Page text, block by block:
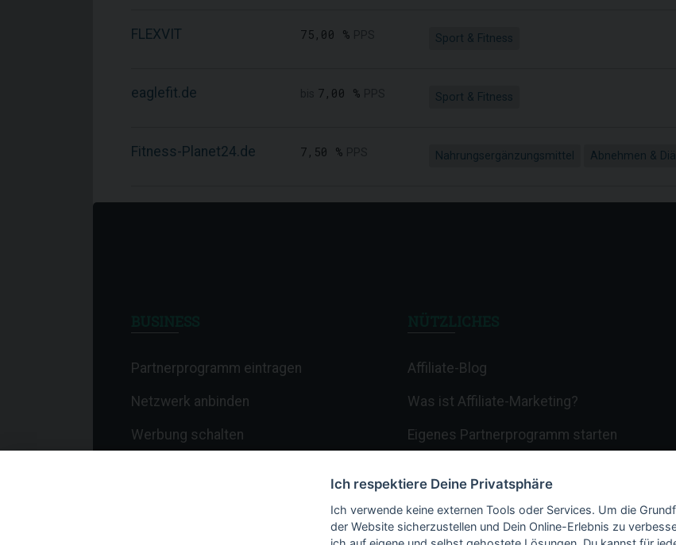
FLEXVIT 75,00 % Sport & Fitness
eaglefit.de 7,00 % Sport & Fitness
Fitness-Planet24.de 7,50 % Nahrungsergänzungsmittel Abnehmen &
Partnerprogramm eintragen
Netzwerk anbinden
Werbung schalten
Affiliate-Blog
Was ist Affiliate-Marketing?
Eigenes Partnerprogramm starten
Termine & Veranstaltungen
Webhosting-Anbieter
Ich respektiere Deine Privatsphäre
Ich verwende keine externen Tools oder Services. Um die
der Website sicherzustellen und Dein Online-Erlebnis zu